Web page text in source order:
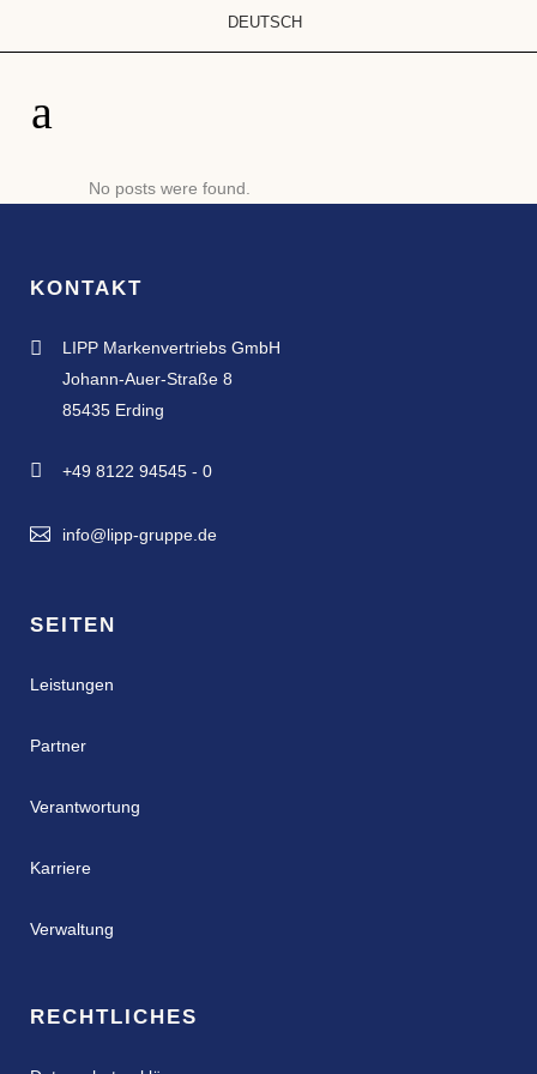
DEUTSCH
No posts were found.
KONTAKT

LIPP Markenvertriebs GmbH
Johann-Auer-Straße 8
85435 Erding
 +49 8122 94545 - 0
info@lipp-gruppe.de
SEITEN
Leistungen
Partner
Verantwortung
Karriere
Verwaltung
RECHTLICHES